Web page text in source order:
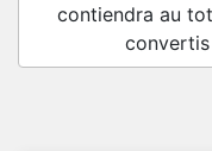
contiendra au